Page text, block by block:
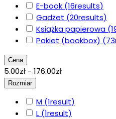
E-book (16results)
Gadżet (20results)
Książka papierowa
Pakiet (bookbox) (73
Cena
5.00zł - 176.00zł
Rozmiar
M (1result)
L (1result)